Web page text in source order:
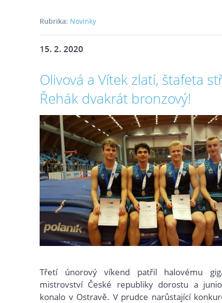
Rubrika: Novinky
15. 2. 2020
Olivová a Vítek zlatí, štafeta
Řehák dvakrát bronzový!
Třetí únorový víkend patřil halovému
mistrovství České republiky dorostu a
konalo v Ostravě. V prudce narůstající